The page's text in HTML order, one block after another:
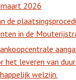
2026
de
in de
het leveren van
welzijn.